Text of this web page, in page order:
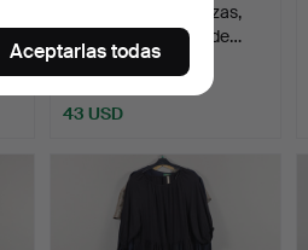
BOLÍGRAFOS 2 piezas,
Pelikan con plumín de…
Subastado 1 jul 2026
43 USD
Aceptarlas todas